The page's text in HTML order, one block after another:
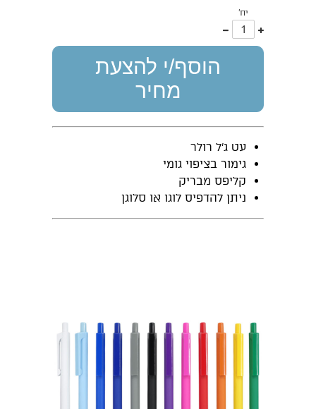
יח'
עוד
אחד
הוסף/י להצעת
מחיר
עט ג'ל רולר
גימור בציפוי גומי
קליפס מבריק
ניתן להדפיס לוגו או סלוגן